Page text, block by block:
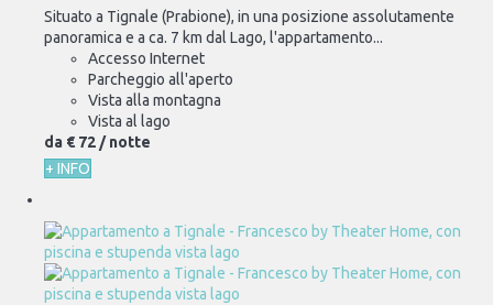
Situato a Tignale (Prabione), in una posizione assolutamente
panoramica e a ca. 7 km dal Lago, l'appartamento...
Accesso Internet
Parcheggio all'aperto
Vista alla montagna
Vista al lago
da € 72 / notte
+ INFO